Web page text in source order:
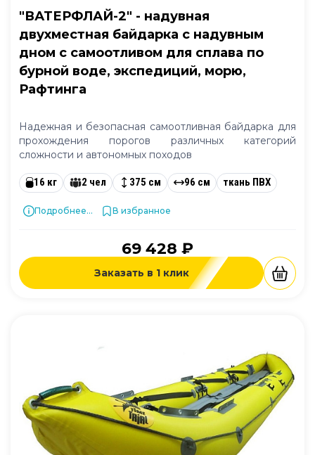
"ВАТЕРФЛАЙ-2" - надувная
двухместная байдарка с надувным
дном с самоотливом для сплава по
бурной воде, экспедиций, морю,
Рафтинга
Надежная и безопасная самоотливная байдарка для
прохождения порогов различных категорий
сложности и автономных походов
16 кг 2 чел 375 см 96 см ткань ПВХ
Подробнее... В избранное
69 428 ₽
Заказать в 1 клик